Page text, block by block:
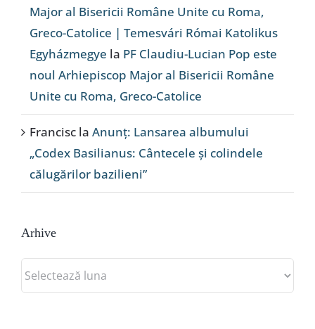
Major al Bisericii Române Unite cu Roma,
Greco-Catolice | Temesvári Római Katolikus
Egyházmegye la PF Claudiu-Lucian Pop este
noul Arhiepiscop Major al Bisericii Române
Unite cu Roma, Greco-Catolice
Francisc la Anunț: Lansarea albumului
„Codex Basilianus: Cântecele și colindele
călugărilor bazilieni”
Arhive
Arhive